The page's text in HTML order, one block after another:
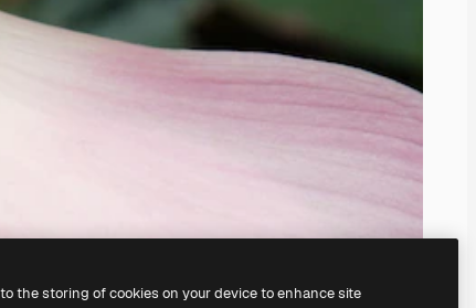
the storing of cookies on your device to enhance site